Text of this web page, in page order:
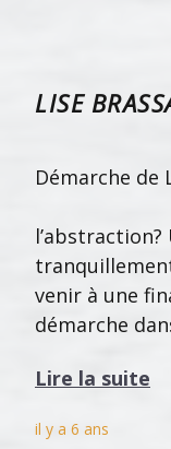
LISE
venir à une
démarche
Lire la suite
il y a 6 ans